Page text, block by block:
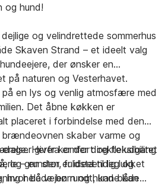
og hund!
og velindrettede sommerhus
Skaven Strand – et ideelt valg
der ønsker en
på naturen og Vesterhavet.
en lys og venlig atmosfære med
Det åbne køkken er
placeret i forbindelse med den
skaber varme og
dage. Herfra er der direkte udgang
– en stor, fuldstændig lukket
hvor både børn og hunde kan
giver komfort og fleksibilitet
og grunden er ideel til leg og
hele vejen rundt, kan både